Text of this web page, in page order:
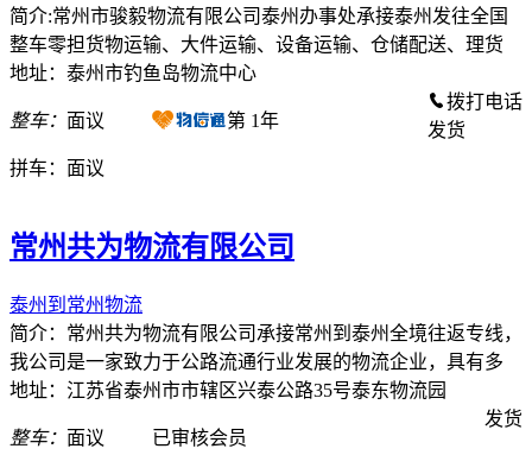
简介:常州市骏毅物流有限公司泰州办事处承接泰州发往全国
整车零担货物运输、大件运输、设备运输、仓储配送、理货
地址：泰州市钓鱼岛物流中心
整车： 面议
拼车： 面议
第 1年
拨打电话
发货
常州共为物流有限公司
泰州到常州物流
简介：常州共为物流有限公司承接常州到泰州全境往返专线，
我公司是一家致力于公路流通行业发展的物流企业，具有多
地址：江苏省泰州市市辖区兴泰公路35号泰东物流园
整车： 面议 已审核会员
发货